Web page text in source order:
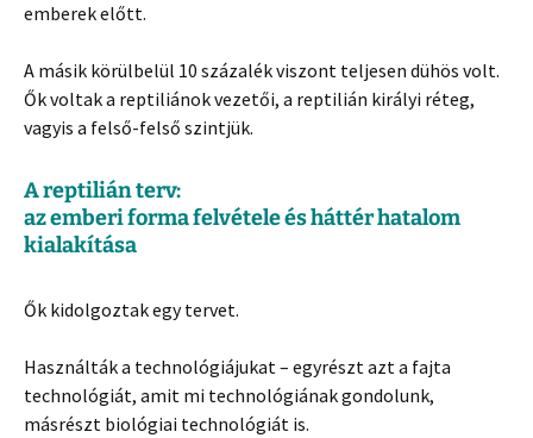
emberek előtt.
A másik körülbelül 10 százalék viszont teljesen dühös volt.
Ők voltak a reptiliánok vezetői, a reptilián királyi réteg,
vagyis a felső-felső szintjük.
A reptilián terv:
az emberi forma felvétele és háttér hatalom
kialakítása
Ők kidolgoztak egy tervet.
Használták a technológiájukat – egyrészt azt a fajta
technológiát, amit mi technológiának gondolunk,
másrészt biológiai technológiát is.